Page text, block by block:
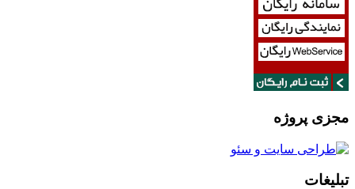
مجزی پروژه
تبلیغات